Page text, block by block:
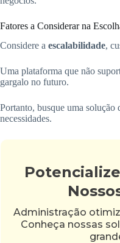
Fatores a Considerar na
Considere a escalabilidade,
Uma plataforma que não
gargalo no futuro.
Portanto, busque uma solução
necessidades.
Administração
Conheça nossas